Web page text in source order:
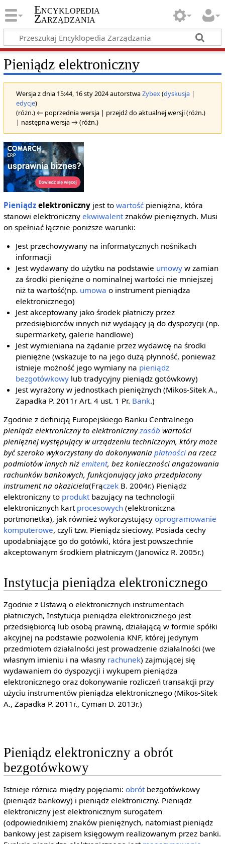
Encyklopedia
Zarządzania
Pieniądz elektroniczny
Wersja z dnia 15:44, 16 sty 2024 autorstwaZybex(dyskusja|
edycje)
(różn.) ← poprzednia wersja | przejdź do aktualnej wersji (różn.)
| następna wersja → (różn.)
Pieniądzelektronicznyjest to wartośćpieniężna, która
stanowi elektroniczny ekwiwalentznaków pieniężnych. Musi
on spełniać łącznie poniższe warunki:
Jest przechowywany na informatycznych nośnikach
informacji
Jest wydawany do użytku na podstawie umowy w zamian
za środki pieniężne o nominalnej wartości nie mniejszej
niż ta wartość(np. umowa o instrument pieniądza
elektronicznego)
Jest akceptowany jako środek płatniczy przez
przedsiębiorców innych niż wydający ją do dyspozycji (np.
supermarkety, galerie handlowe)
Jest wymieniana na żądanie przez wydawcę na środki
pieniężne (wskazuje to na jego dużą płynność, ponieważ
istnieje możność jego wymiany na pieniądz
bezgotówkowy lub tradycyjny pieniądz gotówkowy)
Jest wyrażony w jednostkach pieniężnych (Mikos-Sitek A.,
Zapadka P. 2011r Art. 4 ust. 1 Pr. Bank.)
Zgodnie z definicją Europejskiego Banku Centralnego
pieniądz elektroniczny to elektronicznyzasób wartości
pieniężnej występujący w urządzeniu technicznym, który może
być szeroko wykorzystany do dokonywania płatnościna rzecz
podmiotów innych niż emitent, bez konieczności angażowania
rachunków bankowych, funkcjonujący jako przedpłacony
instrument na okaziciela(FrączekB. 2004r.) Pieniądz
elektroniczny to produktbazujący na technologii
elektronicznych kart procesowych(elektroniczna
portmonetka), jak również wykorzystujący oprogramowanie
komputerowe, czyli tzw. Pieniądz sieciowy. Posiada cechy
upodabniające go do gotówki, która jest powszechnie
akceptowanym środkiem płatniczym (Janowicz R. 2005r.)
Instytucja pieniądza elektronicznego
Zgodnie z Ustawą o elektronicznych instrumentach
płatniczych, Instytucja pieniądza elektronicznego jest
przedsiębiorcą lub osobą prawną, działającą w formie spółki
akcyjnej na podstawie pozwolenia KNF, której jedynym
przedmiotem działalności jest prowadzenie działalności (we
własnym imieniu i na własny rachunek) zajmującej się
wydawaniem do dyspozycji i wykupem pieniądza
elektronicznego oraz dokonywanie rozliczeń transakcji przy
użyciu instrumentów pieniądza elektronicznego (Mikos-Sitek
A., Zapadka P. 2011r., Cyman D. 2013r.)
Pieniądz elektroniczny a obrót
bezgotówkowy
Istnieje różnica między pojęciami: obrótbezgotówkowy
(pieniądz bankowy) i pieniądz elektroniczny. Pieniądz
elektroniczny jest elektronicznym surogatem
(odpowiednikiem) znaków pieniężnych, natomiast pieniądz
bankowy jest zapisem księgowym realizowanym przez banki.